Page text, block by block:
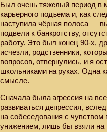
Был очень тяжелый период в
карьерного подъема и, как
наступила чёрная полоса —
подвели к банкротству,
работу. Это был конец 90-х,
исчезли, родственники,
вопросов, отвернулись, и я
школьниками на руках. Одна
смысле.
Сначала была агрессия на
развиваться депрессия,
на собеседования с чувством
унижением, лишь бы взяли на